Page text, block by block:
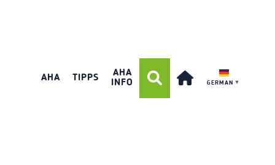
AHA TIPPS
AHA
INFO
GERMAN ▼